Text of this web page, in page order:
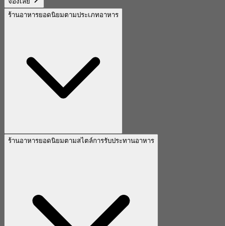
ร้านอาหารยอดนิยมตามประเภทอาหาร
ร้านอาหารยอดนิยมตามสไตล์การรับประทานอาหาร